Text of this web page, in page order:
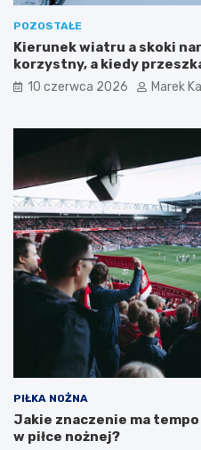
POZOSTAŁE
Kierunek wiatru a skoki
korzystny, a kiedy
10 czerwca 2026 Marek
PIŁKA NOŻNA
Jakie znaczenie ma
w piłce nożnej?